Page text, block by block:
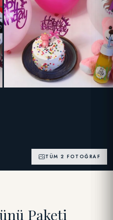
TÜM 2 FOTOĞRAF
Paketi